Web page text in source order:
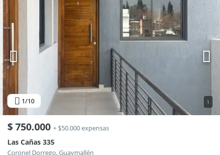
1/10 1
$750.000 + $50.000 expensas
Las Cañas 335
Coronel Dorrego, Guaymallén